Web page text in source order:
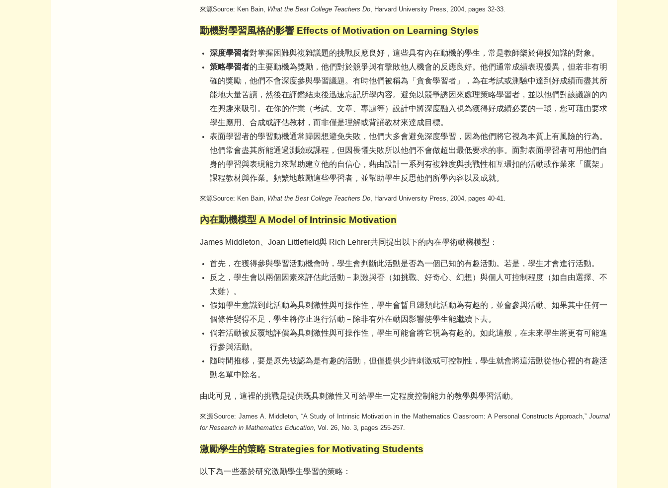
來源Source: Ken Bain, What the Best College Teachers Do, Harvard University Press, 2004, pages 32-33.
動機對學習風格的影響 Effects of Motivation on Learning Styles
深度學習者對掌握困難與複雜議題的挑戰反應良好，這些具有內在動機的學生，常是教師樂於傳授知識的對象。
策略學習者的主要動機為獎勵，他們對於競爭與有擊敗他人機會的反應良好。他們通常成績表現優異，但若非有明
確的獎勵，他們不會深度參與學習議題。有時他們被稱為「貪食學習者」，為在考試或測驗中達到好成績而盡其所
能地大量苦讀，然後在評鑑結束後迅速忘記所學內容。避免以競爭誘因來處理策略學習者，並以他們對該議題的內
在興趣來吸引。在你的作業（考試、文章、專題等）設計中將深度融入視為獲得好成績必要的一環，您可藉由要求
學生應用、合成或評估教材，而非僅是理解或背誦教材來達成目標。
表面學習者的學習動機通常歸因想避免失敗，他們大多會避免深度學習，因為他們將它視為本質上有風險的行為。
他們常會盡其所能通過測驗或課程，但因畏懼失敗所以他們不會做超出最低要求的事。面對表面學習者可用他們自
身的學習與表現能力來幫助建立他的自信心，藉由設計一系列有複雜度與挑戰性相互環扣的活動或作業來「鷹架」
課程教材與作業。頻繁地鼓勵這些學習者，並幫助學生反思他們所學內容以及成就。
來源Source: Ken Bain, What the Best College Teachers Do, Harvard University Press, 2004, pages 40-41.
內在動機模型 A Model of Intrinsic Motivation
James Middleton、Joan Littlefield與 Rich Lehrer共同提出以下的內在學術動機模型：
首先，在獲得參與學習活動機會時，學生會判斷此活動是否為一個已知的有趣活動。若是，學生才會進行活動。
反之，學生會以兩個因素來評估此活動－刺激與否（如挑戰、好奇心、幻想）與個人可控制程度（如自由選擇、不
太難）。
假如學生意識到此活動為具刺激性與可操作性，學生會暫且歸類此活動為有趣的，並會參與活動。如果其中任何一
個條件變得不足，學生將停止進行活動－除非有外在動因影響使學生能繼續下去。
倘若活動被反覆地評價為具刺激性與可操作性，學生可能會將它視為有趣的。如此這般，在未來學生將更有可能進
行參與活動。
隨時間推移，要是原先被認為是有趣的活動，但僅提供少許刺激或可控制性，學生就會將這活動從他心裡的有趣活
動名單中除名。
由此可見，這裡的挑戰是提供既具刺激性又可給學生一定程度控制能力的教學與學習活動。
來源Source: James A. Middleton, “A Study of Intrinsic Motivation in the Mathematics Classroom: A Personal Constructs Approach,” Journal
for Research in Mathematics Education, Vol. 26, No. 3, pages 255-257.
激勵學生的策略 Strategies for Motivating Students
以下為一些基於研究激勵學生學習的策略：